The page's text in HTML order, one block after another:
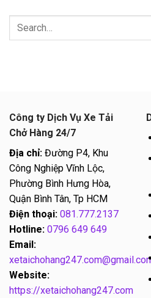
Công ty Dịch Vụ Xe Tải
Chở Hàng 24/7
Địa chỉ: Đường P4, Khu
Công Nghiệp Vĩnh Lộc,
Phường Bình Hưng Hòa,
Quận Bình Tân, Tp HCM
Điện thoại: 081.777.2137
Hotline: 0796 649 649
Email:
Website:
https://xetaichohang247.com